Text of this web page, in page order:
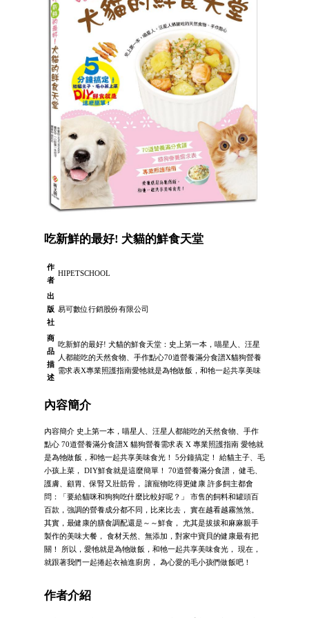
吃新鮮的最好! 犬貓的鮮食天堂
作
者
HIPETSCHOOL
出
版
社
易可數位行銷股份有限公司
商
品
描
述
吃新鮮的最好! 犬貓的鮮食天堂：史上第一本，喵星人、汪星
人都能吃的天然食物、手作點心70道營養滿分食譜X貓狗營養
需求表X專業照護指南愛牠就是為牠做飯，和牠一起共享美味
內容簡介
內容簡介 史上第一本，喵星人、汪星人都能吃的天然食物、手作
點心 70道營養滿分食譜X 貓狗營養需求表 X 專業照護指南 愛牠就
是為牠做飯，和牠一起共享美味食光！ 5分鐘搞定！ 給貓主子、毛
小孩上菜， DIY鮮食就是這麼簡單！ 70道營養滿分食譜， 健毛、
護膚、顧胃、保腎又壯筋骨， 讓寵物吃得更健康 許多飼主都會
問：「要給貓咪和狗狗吃什麼比較好呢？」 市售的飼料和罐頭百
百款，強調的營養成分都不同，比來比去， 實在越看越霧煞煞。
其實，最健康的膳食調配還是～～鮮食， 尤其是拔拔和麻麻親手
製作的美味大餐， 食材天然、無添加，對家中寶貝的健康最有把
關！ 所以，愛牠就是為牠做飯，和牠一起共享美味食光， 現在，
就跟著我們一起捲起衣袖進廚房， 為心愛的毛小孩們做飯吧！
作者介紹